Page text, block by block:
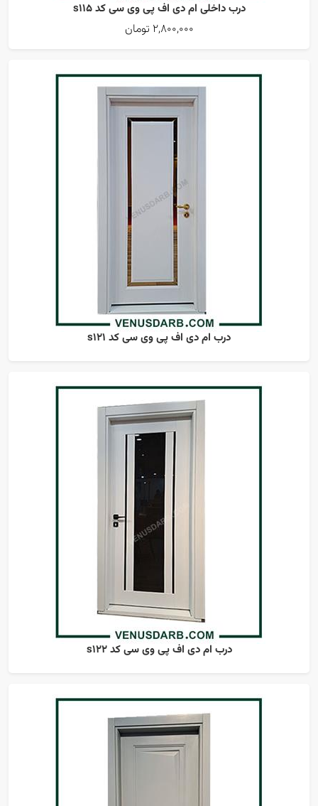
درب داخلی ام دی اف پی وی سی کد s115
2,800,000 تومان
درب ام دی اف پی وی سی کد s121
درب ام دی اف پی وی سی کد s122